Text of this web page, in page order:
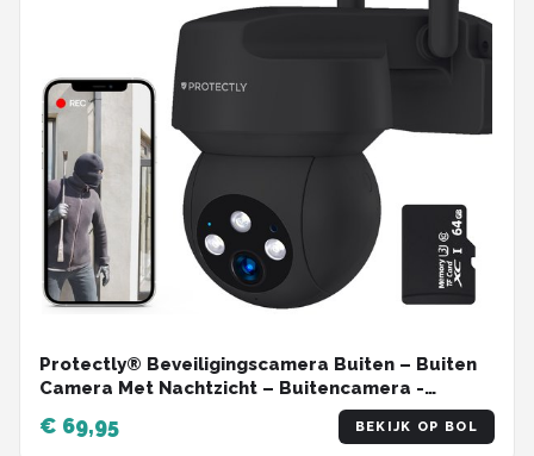
Protectly® Beveiligingscamera Buiten – Buiten
Camera Met Nachtzicht – Buitencamera -
Security camera - 3K HD 5MP - Met WiFi en APP -
Incl. 64GB SD - Zwart
€ 69,95 BEKIJK OP BOL